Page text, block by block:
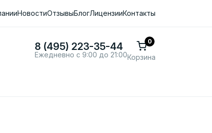
НовостиОтзывыБлогЛицензииКонтакты
8 (495) 223-35-44
Ежедневно с 9:00 до 21:00Корзина
0